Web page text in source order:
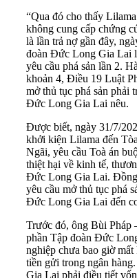
“Qua đó cho thấy
không cung cấp chứng
là lần trả nợ gần đây,
đoàn Đức Long Gia Lai
yêu cầu phá sản lần 2.
khoản 4, Điều 19 Luật
mở thủ tục phá sản phải
Đức Long Gia Lai nêu.
Được biết, ngày 31/7/
khởi kiện Lilama đến
Ngãi, yêu cầu Toà án
thiệt hại về kinh tế,
Đức Long Gia Lai.
yêu cầu mở thủ tục phá
Đức Long Gia Lai đến
Trước đó, ông Bùi
phần Tập đoàn Đức
nghiệp chưa bao giờ
tiền gửi trong ngân
Gia Lai phải điều tiết